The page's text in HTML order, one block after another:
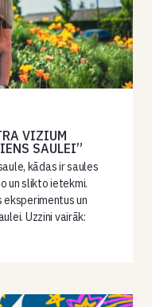
VIZIUM
SAULEI”
kādas ir saules
un slikto ietekmi.
un
Uzzini vairāk: